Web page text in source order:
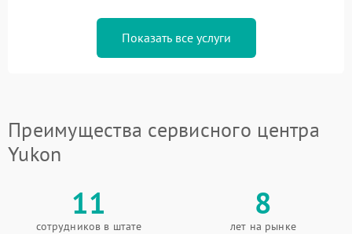
Показать все услуги
Преимущества сервисного центра
Yukon
11
сотрудников в штате
8
лет на рынке